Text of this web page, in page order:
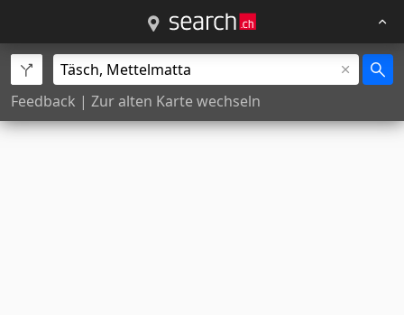
Feedback | Zur alten Karte wechseln